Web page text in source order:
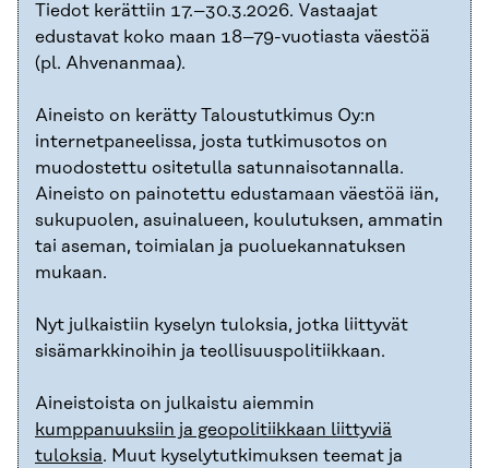
Tiedot kerättiin 17.–30.3.2026. Vastaajat
edustavat koko maan 18–79-vuotiasta väestöä
(pl. Ahvenanmaa).
Aineisto on kerätty Taloustutkimus Oy:n
internetpaneelissa, josta tutkimusotos on
muodostettu ositetulla satunnaisotannalla.
Aineisto on painotettu edustamaan väestöä iän,
sukupuolen, asuinalueen, koulutuksen, ammatin
tai aseman, toimialan ja puoluekannatuksen
mukaan.
Nyt julkaistiin kyselyn tuloksia, jotka liittyvät
sisämarkkinoihin ja teollisuuspolitiikkaan.
Aineistoista on julkaistu aiemmin
kumppanuuksiin ja geopolitiikkaan liittyviä
tuloksia. Muut kyselytutkimuksen teemat ja